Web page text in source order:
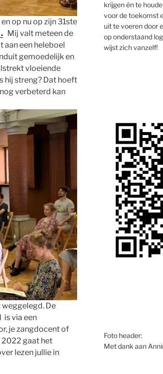
op nu op zijn 31ste
Mij valt meteen de
aan een heleboel
gemoedelijk en
vloeiende
hij streng? Dat hoeft
verbeterd kan
De
is via een
je zangdocent of
2022 gaat het
lezen jullie in
krijgen én te
voor de toekomst
uit te voeren door
op onderstaand
wijst zich vanzelf!
Foto header:
Met dank aan